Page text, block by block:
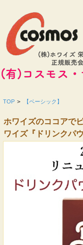
TOP > 【ベーシック】
ホワイズのココアで
ワイズ『ドリンクパ